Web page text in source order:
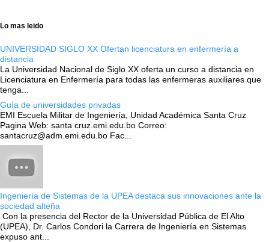
Lo mas leido
UNIVERSIDAD SIGLO XX Ofertan licenciatura en enfermería a
distancia
La Universidad Nacional de Siglo XX oferta un curso a distancia en
Licenciatura en Enfermería para todas las enfermeras auxiliares que
tenga...
Guía de universidades privadas
EMI Escuela Militar de Ingeniería, Unidad Académica Santa Cruz
Pagina Web: santa cruz.emi.edu.bo Correo:
santacruz@adm.emi.edu.bo Fac...
Ingeniería de Sistemas de la UPEA destaca sus innovaciones ante la
sociedad alteña
Con la presencia del Rector de la Universidad Pública de El Alto
(UPEA), Dr. Carlos Condori la Carrera de Ingeniería en Sistemas
expuso ant...